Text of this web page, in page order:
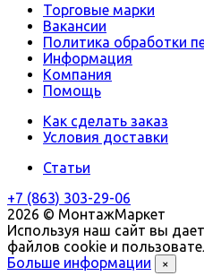
Торговые марки
Вакансии
Политика обработки
Информация
Компания
Помощь
Как сделать заказ
Условия доставки
Статьи
+7 (863) 303-29-06
2026 © МонтажМаркет
Используя наш сайт вы
файлов cookie и
Больше информации
×